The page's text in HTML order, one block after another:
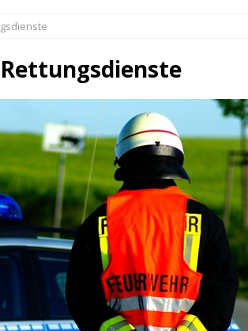
/ Vermisst
/ Vermisst
SPEYER AKTUELL
BLAULICHTMELDUNGEN
BLAULICHTMELDUNGEN
/ Vermisst
BLAULICHTMELDUNGEN
Warnmeldung der Polizei
BLAULICHTMELDUNGEN
/ Öffentlichkeitsfahndung
/ Vermisste Person
Polizei
BLAULICHTMELDUNGEN
BLAULICHTMELDUNGEN
– Militärischer Übungsplatz Dudenhofen / Speyer